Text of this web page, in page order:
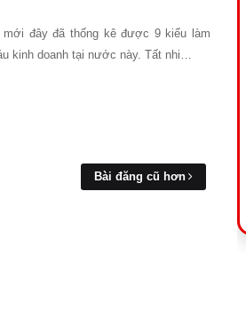
đây đã thống kê được 9 kiểu làm
kinh doanh tại nước này. Tất nhi…
Bài đăng cũ hơn